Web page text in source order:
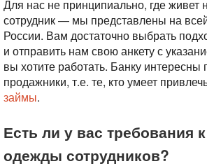
Для нас не принципиально, где
сотрудник — мы представлены на
России. Вам достаточно выбрать
и отправить нам свою анкету с
вы хотите работать. Банку интересны
продажники, т.е. те, кто умеет
займы.
Есть ли у вас требования
одежды сотрудников?